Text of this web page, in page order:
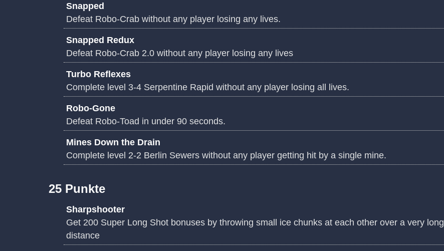
Snapped
Defeat Robo-Crab without any player losing any lives.
Snapped Redux
Defeat Robo-Crab 2.0 without any player losing any lives
Turbo Reflexes
Complete level 3-4 Serpentine Rapid without any player losing all lives.
Robo-Gone
Defeat Robo-Toad in under 90 seconds.
Mines Down the Drain
Complete level 2-2 Berlin Sewers without any player getting hit by a single mine.
25 Punkte
Sharpshooter
Get 200 Super Long Shot bonuses by throwing small ice chunks at each other over a very long
distance